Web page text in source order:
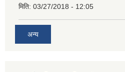
मिति: 03/27/2018 - 12:05
अन्य